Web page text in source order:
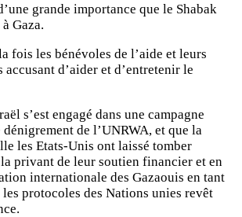
grande importance que le Shabak
Gaza.
fois les bénévoles de l’aide et leurs
accusant d’aider et d’entretenir le
s’est engagé dans une campagne
de l’UNRWA, et que la
les Etats-Unis ont laissé tomber
privant de leur soutien financier et en
internationale des Gazaouis en tant
protocoles des Nations unies revêt